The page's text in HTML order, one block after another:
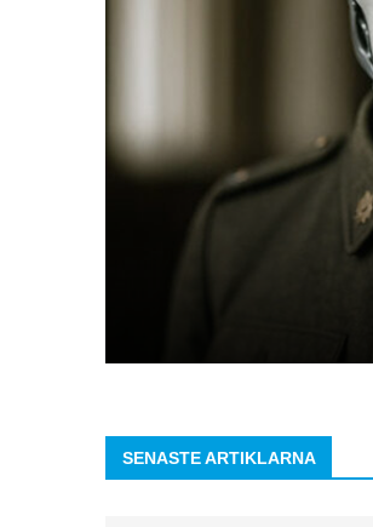
AI som stöd –
SENASTE ARTIKLARNA